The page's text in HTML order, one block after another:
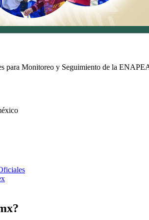
para Monitoreo y Seguimiento de la